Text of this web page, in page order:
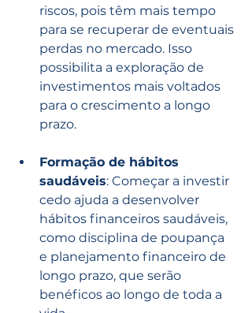
riscos, pois têm mais tempo
para se recuperar de eventuais
perdas no mercado. Isso
possibilita a exploração de
investimentos mais voltados
para o crescimento a longo
prazo.
Formação de hábitos
saudáveis: Começar a investir
cedo ajuda a desenvolver
hábitos financeiros saudáveis,
como disciplina de poupança
e planejamento financeiro de
longo prazo, que serão
benéficos ao longo de toda a